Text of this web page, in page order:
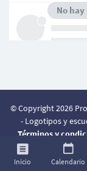
No
Inicio Calendario
© Copyright 2026
- Logotipos y
Términos y